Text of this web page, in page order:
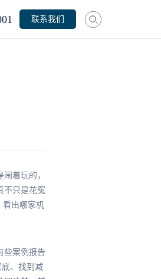
联系我们
着玩的，
不只是花冤
看出哪家机
些案例报告
、找到减